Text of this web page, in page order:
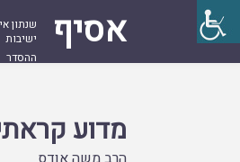
אסיף
שנתון
ישיבות
ההסדר
מדוע